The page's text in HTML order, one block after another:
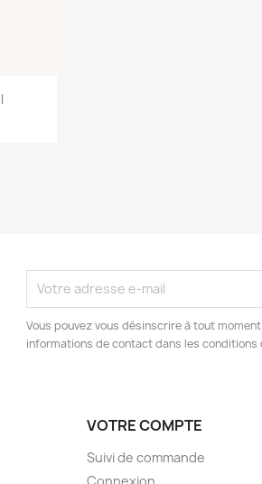
Vous pouvez vous désinscrire à tout
informations de contact dans les
VOTRE COMPTE
Suivi de commande
Connexion